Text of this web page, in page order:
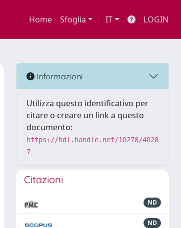
Home Sfoglia IT LOGIN
Informazioni
Utilizza questo identificativo per
citare o creare un link a questo
documento:
https://hdl.handle.net/10278/4028
7
Citazioni
ND
ND